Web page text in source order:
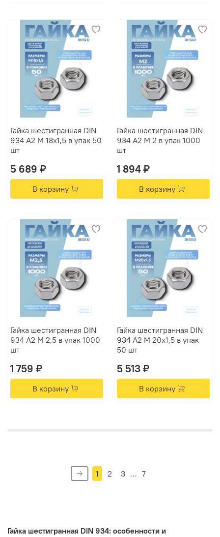
Гайка шестигранная DIN
934 А2 M 18х1,5 в упак 50
шт
5 689 ₽
В корзину
Гайка шестигранная DIN
934 А2 M 2 в упак 1000
шт
1 894 ₽
В корзину
Гайка шестигранная DIN
934 А2 M 2,5 в упак 1000
шт
1 759 ₽
В корзину
Гайка шестигранная DIN
934 А2 M 20х1,5 в упак
50 шт
5 513 ₽
В корзину
1 2 3 … 7
Гайка шестигранная DIN 934: особенности и